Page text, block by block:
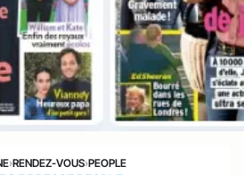
›RENDEZ-VOUS›PEOPLE